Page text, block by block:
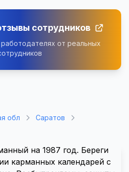
сотрудников
от реальных
обл
Саратов